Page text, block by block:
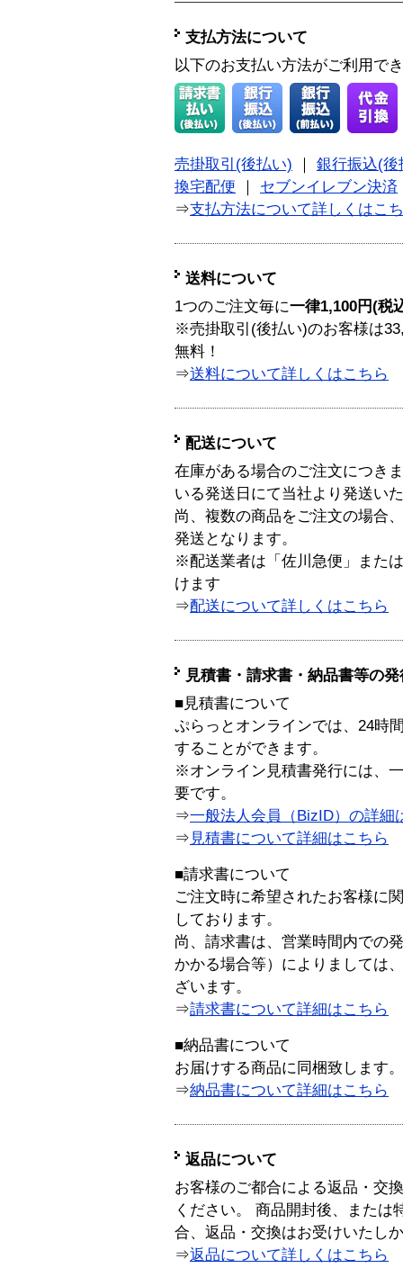
支払方法について
以下のお支払い方法がご利用で
売掛取引(後払い)
銀行振込(後
換宅配便
セブンイレブン決済
⇒支払方法について詳しくはこ
送料について
1つのご注文毎に一律1,100円(税
※売掛取引(後払い)のお客様は
無料！
⇒送料について詳しくはこちら
配送について
在庫がある場合のご注文につき
いる発送日にて当社より発送い
尚、複数の商品をご注文の場合
発送となります。
※配送業者は「佐川急便」また
けます
⇒配送について詳しくはこちら
見積書・請求書・納品書等の
■見積書について
ぷらっとオンラインでは、24時
することができます。
※オンライン見積書発行には、
要です。
⇒一般法人会員（BizID）の詳細
⇒ 見積書について詳細はこちら
■請求書について
ご注文時に希望されたお客様に
しております。
尚、請求書は、営業時間内での
かかる場合等）によりましては
ざいます。
⇒請求書について詳細はこちら
■納品書について
お届けする商品に同梱致します。
⇒納品書について詳細はこちら
返品について
お客様のご都合による返品・交
ください。 商品開封後、または
合、返品・交換はお受けいたし
⇒返品について詳しくはこちら